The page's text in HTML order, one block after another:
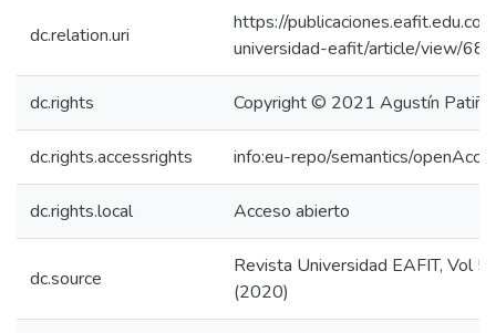
dc.relation.uri
https://publicaciones.eafit.edu.co/
universidad-eafit/article/view/
dc.rights Copyright © 2021 Agustín Patiño
dc.rights.accessrights info:eu-repo/semantics/
dc.rights.local Acceso abierto
dc.source
Revista Universidad EAFIT, Vol
(2020)